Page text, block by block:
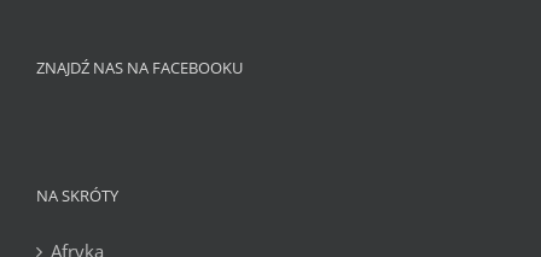
ZNAJDŹ NAS NA FACEBOOKU
NA SKRÓTY
Afryka